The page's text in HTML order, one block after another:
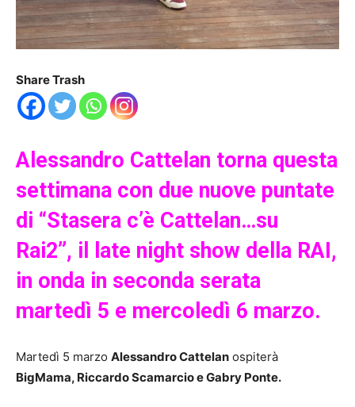
Share Trash
Alessandro Cattelan torna questa
settimana con due nuove puntate
di “Stasera c’è Cattelan…su
Rai2”, il late night show della RAI,
in onda in seconda serata
martedì 5 e mercoledì 6 marzo.
Martedì 5 marzo Alessandro Cattelan ospiterà
BigMama, Riccardo Scamarcio e Gabry Ponte.